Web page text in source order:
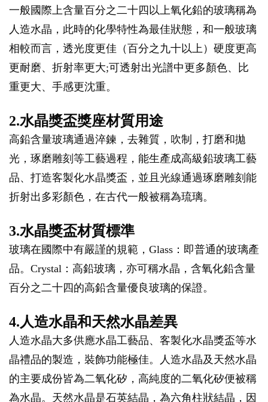
一般國際上含量百分之二十四以上氧化鉛的玻璃稱為
人造水晶，此時的化學特性為最佳狀態，和一般玻璃
相較而言，透光度更佳（百分之九十以上）硬度更高
更耐磨、折射率更大;可透射出光譜中更多顏色、比
重更大、手感更沈重。
2.水晶獎盃獎座材質用途
高鉛含量玻璃通過淬鍊，去雜質，吹制，打磨和拋
光，琢磨雕刻等工藝過程，能生產成高級鉛玻璃工藝
品、打造客製化水晶獎盃，並且光線通過琢磨雕刻能
折射出多彩顏色，在古代一般被稱為琉璃。
3.水晶獎盃材質標準
玻璃在國際中有嚴謹的規範，Glass：即普通的玻璃產
品。Crystal：高鉛玻璃，亦可稱水晶，含氧化鉛含量
百分之二十四的高鉛含量優良玻璃的保證。
4.人造水晶和天然水晶差異
人造水晶大多供應水晶工藝品、客製化水晶獎盃等水
晶禮品的製造，裝飾功能極佳。人造水晶及天然水晶
的主要成份皆為二氧化矽，高純度的二氧化矽便被稱
為水晶。天然水晶是石英結晶，為六角柱狀結晶，因